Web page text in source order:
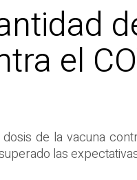
el
de la vacuna
las